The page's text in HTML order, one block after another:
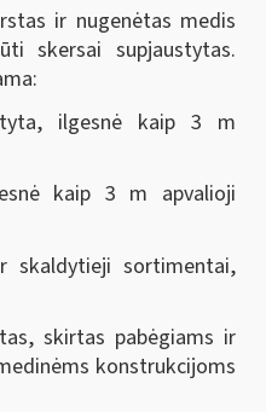
ir nugenėtas medis
skersai supjaustytas.
ilgesnė kaip 3 m
kaip 3 m apvalioji
skaldytieji sortimentai,
skirtas pabėgiams ir
konstrukcijoms